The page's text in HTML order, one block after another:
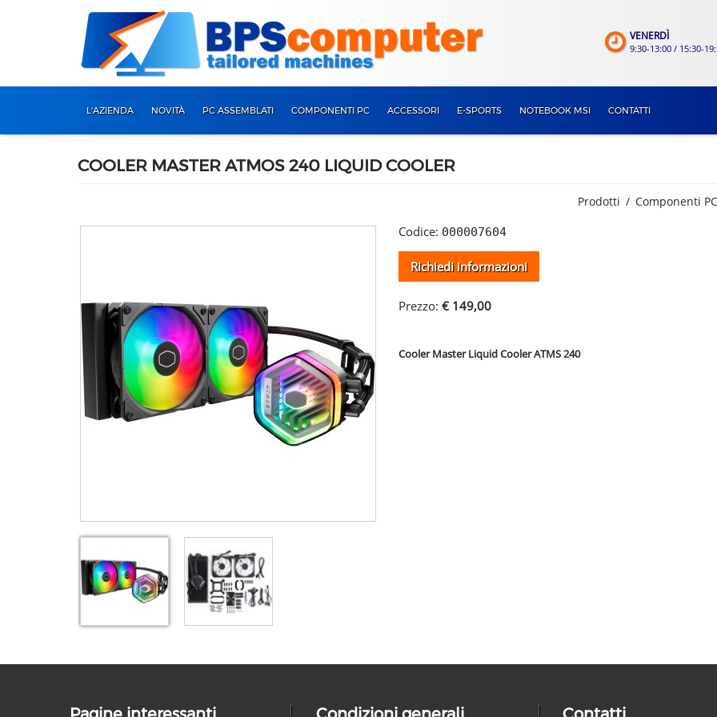
L'AZIENDA NOVITÀ PC ASSEMBLATI COMPONENTI PC ACCESSORI E-SPORTS NOTEBOOK MSI CONTATTI
VENERDÌ
9:30-13:00 / 15:30-
COOLER MASTER ATMOS 240 LIQUID COOLER
Prodotti Componenti PC
Codice: 000007604
Richiedi informazioni
Prezzo: € 149,00
Cooler Master Liquid Cooler ATMS 240